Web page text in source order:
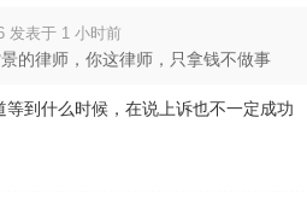
发表于 1 小时前
的律师，你这律师，只拿钱不做事
到什么时候，在说上诉也不一定成功